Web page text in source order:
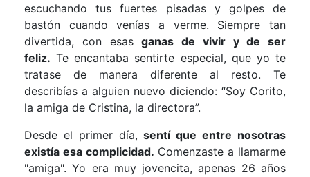
escuchando tus fuertes pisadas y golpes de
bastón cuando venías a verme. Siempre tan
divertida, con esasganas de vivir y de ser
feliz. Te encantaba sentirte especial, que yo te
tratase de manera diferente al resto. Te
describías a alguien nuevo diciendo: “Soy Corito,
la amiga de Cristina, la directora”.
Desde el primer día,sentí que entre nosotras
existía esa complicidad. Comenzaste a llamarme
"amiga". Yo era muy jovencita, apenas 26 años